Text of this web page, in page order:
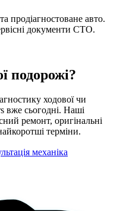
продіагностоване авто.
документи СТО.
подорожі?
ходової чи
вже сьогодні. Наші
ремонт, оригінальні
терміни.
механіка